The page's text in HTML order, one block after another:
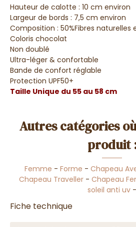
Hauteur de calotte : 10 cm environ
Largeur de bords : 7,5 cm environ
Composition : 50%Fibres naturelles
Coloris chocolat
Non doublé
Ultra-léger & confortable
Bande de confort réglable
Protection UPF50+
Taille Unique du 55 au 58 cm
Autres catégories
produit
Femme - Forme - Chapeau
Chapeau Traveller - Chapeau
soleil anti uv -
Fiche technique